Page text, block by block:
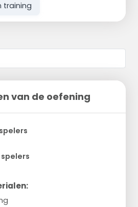
training
van de oefening